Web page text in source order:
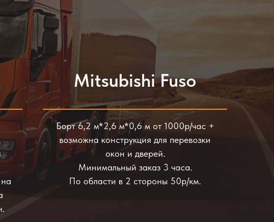
Mitsubishi Fuso
Борт 6,2 м*2,6 м*0,6 м от 1000р/час +
возможна конструкция для перевозки
окон и дверей.
Минимальный заказ 3 часа.
По области в 2 стороны 50р/км.